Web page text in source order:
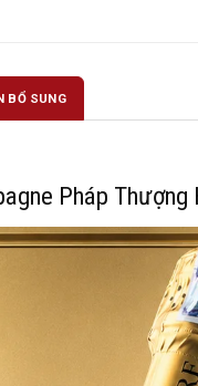
BỔ SUNG
Pháp Thượng